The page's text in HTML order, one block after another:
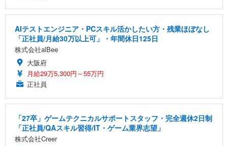
AIテストエンジニア・PCスキル活かしたい方・残業ほぼなし
「正社員/月給30万以上可」・年間休日125日
株式会社alBee
大阪府
月給29万5,300円～55万円
正社員
「27卒」ゲームテクニカルサポートスタッフ・完全週休2日制
「正社員/QAスキル習得/IT・ゲーム業界志望」
株式会社Creer